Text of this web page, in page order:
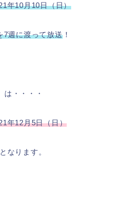
年10月10日（日）
7週に渡って放送！
は・・・・
年12月5日（日）
なります。